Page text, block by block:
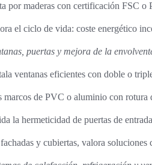
por maderas con certificación FSC o
el ciclo de vida: coste energético
puertas y mejora de la
ventanas eficientes con doble o
marcos de PVC o aluminio con rotura
la hermeticidad de puertas de
y cubiertas, valora